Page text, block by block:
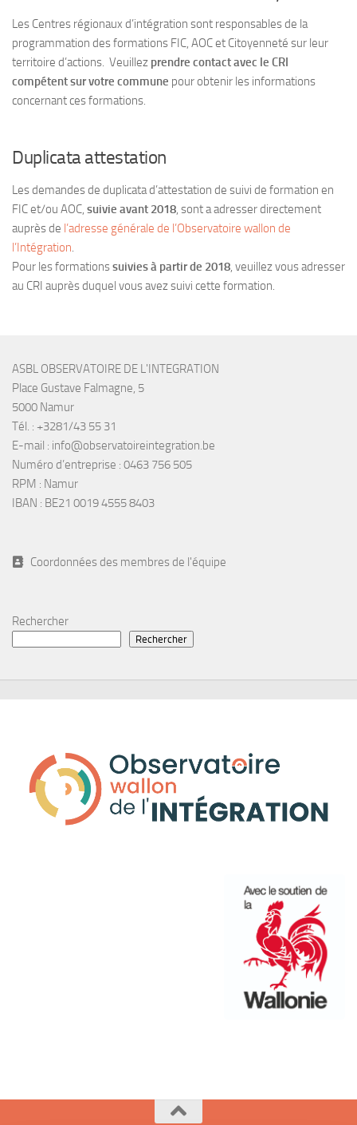
Les Centres régionaux d’intégration sont responsables de la
programmation des formations FIC, AOC et Citoyenneté sur leur
territoire d’actions. Veuillez prendre contact avec le CRI
compétent sur votre commune pour obtenir les informations
concernant ces formations.
Duplicata attestation
Les demandes de duplicata d’attestation de suivi de formation en
FIC et/ou AOC, suivie avant 2018, sont a adresser directement
auprès de l’adresse générale de l’Observatoire wallon de
l’Intégration.
Pour les formationssuivies à partir de 2018, veuillez vous adresser
au CRI auprès duquel vous avez suivi cette formation.
ASBL OBSERVATOIRE DE L'INTEGRATION
Place Gustave Falmagne, 5
5000 Namur
Tél. : +3281/43 55 31
E-mail : info@observatoireintegration.be
Numéro d’entreprise : 0463 756 505
RPM : Namur
IBAN : BE21 0019 4555 8403
Coordonnées des membres de l'équipe
Rechercher
Rechercher